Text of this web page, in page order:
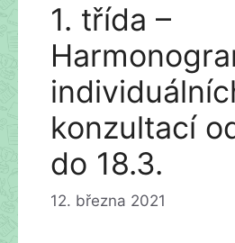
1. třída –
konzultací
do 18.3.
12. března 2021